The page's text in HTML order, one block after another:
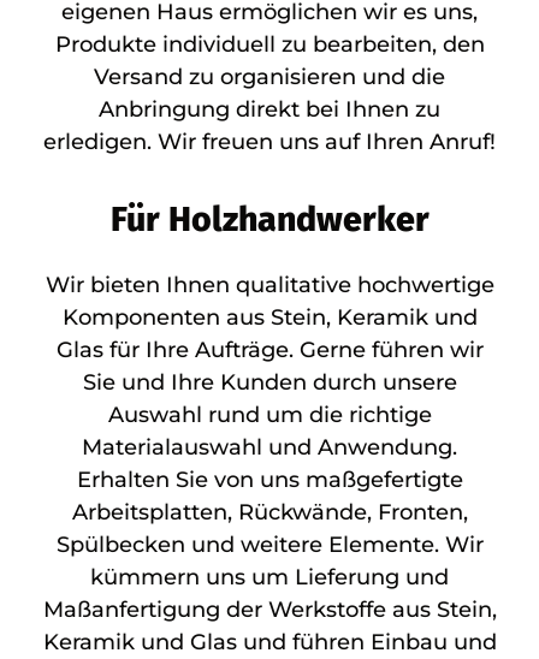
eigenen Haus ermöglichen wir es uns,
Produkte individuell zu bearbeiten, den
Versand zu organisieren und die
Anbringung direkt bei Ihnen zu
erledigen. Wir freuen uns auf Ihren Anruf!
Für Holzhandwerker
Wir bieten Ihnen qualitative hochwertige
Komponenten aus Stein, Keramik und
Glas für Ihre Aufträge. Gerne führen wir
Sie und Ihre Kunden durch unsere
Auswahl rund um die richtige
Materialauswahl und Anwendung.
Erhalten Sie von uns maßgefertigte
Arbeitsplatten, Rückwände, Fronten,
Spülbecken und weitere Elemente. Wir
kümmern uns um Lieferung und
Maßanfertigung der Werkstoffe aus Stein,
Keramik und Glas und führen Einbau und